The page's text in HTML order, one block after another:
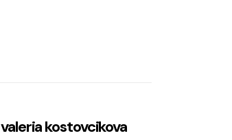
valeria kostovcikova